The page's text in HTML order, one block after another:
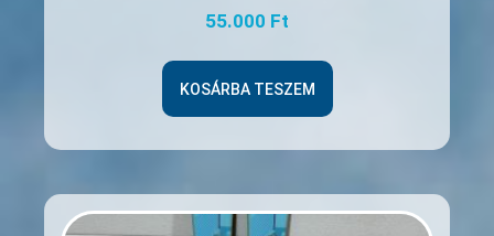
55.000 Ft
KOSÁRBA TESZEM